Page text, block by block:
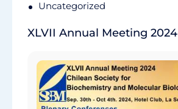
Uncategorized
XLVII Annual Meeting 2024